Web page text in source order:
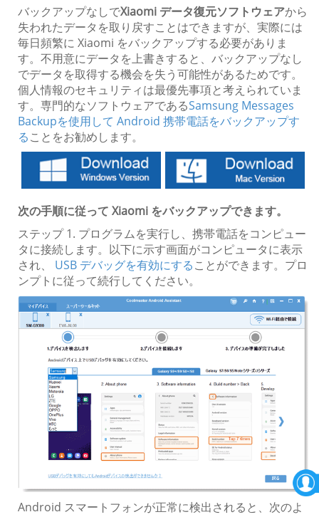
バックアップなしでXiaomi データ復元ソフトウェアから
失われたデータを取り戻すことはできますが、実際には
毎日頻繁に Xiaomi をバックアップする必要がありま
す。不用意にデータを上書きすると、バックアップなし
でデータを取得する機会を失う可能性があるためです。
個人情報のセキュリティは最優先事項と考えられていま
す。専門的なソフトウェアであるSamsung Messages
Backupを使用して Android 携帯電話をバックアップす
ることをお勧めします。
次の手順に従って Xiaomi をバックアップできます。
ステップ 1. プログラムを実行し、携帯電話をコンピュー
タに接続します。以下に示す画面がコンピュータに表示
され、 USB デバッグを有効にすることができます。プロ
ンプトに従って続行してください。
Android スマートフォンが正常に検出されると、次のよ